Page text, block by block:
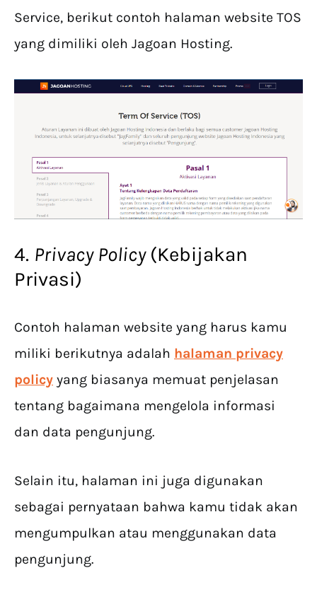
Service, berikut contoh halaman website TOS
yang dimiliki oleh Jagoan Hosting.
4. Privacy Policy (Kebijakan
Privasi)
Contoh halaman website yang harus kamu
miliki berikutnya adalah halaman privacy
policy yang biasanya memuat penjelasan
tentang bagaimana mengelola informasi
dan data pengunjung.
Selain itu, halaman ini juga digunakan
sebagai pernyataan bahwa kamu tidak akan
mengumpulkan atau menggunakan data
pengunjung.